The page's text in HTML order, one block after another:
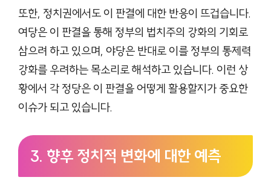
또한, 정치권에서도 이 판결에 대한 반응이 뜨겁습니다.
여당은 이 판결을 통해 정부의 법치주의 강화의 기회로
삼으려 하고 있으며, 야당은 반대로 이를 정부의 통제력
강화를 우려하는 목소리로 해석하고 있습니다. 이런 상
황에서 각 정당은 이 판결을 어떻게 활용할지가 중요한
이슈가 되고 있습니다.
3. 향후 정치적 변화에 대한 예측